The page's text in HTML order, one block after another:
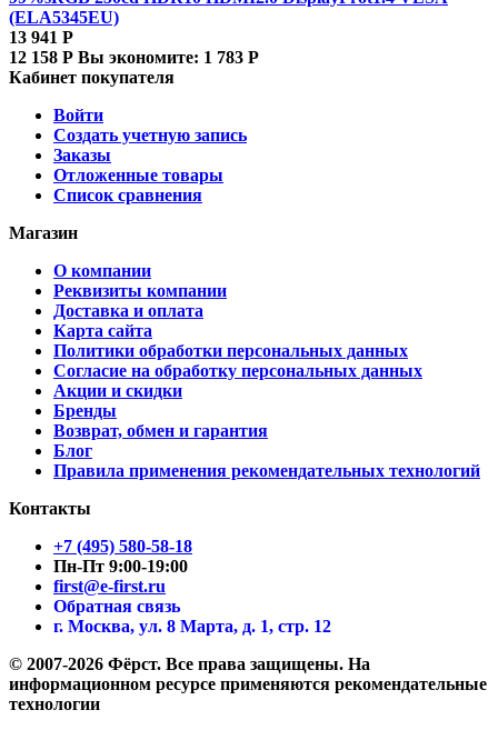
(ELA5345EU)
13 941 Р
12 158 Р Вы экономите: 1 783 Р
Кабинет покупателя
Войти
Создать учетную запись
Заказы
Отложенные товары
Список сравнения
Магазин
О компании
Реквизиты компании
Доставка и оплата
Карта сайта
Политики обработки персональных данных
Согласие на обработку персональных данных
Акции и скидки
Бренды
Возврат, обмен и гарантия
Блог
Правила применения рекомендательных технологий
Контакты
+7 (495) 580-58-18
Пн-Пт 9:00-19:00
first@e-first.ru
Обратная связь
г. Москва, ул. 8 Марта, д. 1, стр. 12
© 2007-2026 Фёрст. Все права защищены. На
информационном ресурсе применяются рекомендательные
технологии